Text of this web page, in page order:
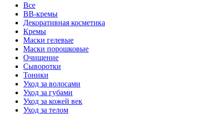
Все
BB-кремы
Декоративная косметика
Кремы
Маски гелевые
Маски порошковые
Очищение
Сыворотки
Тоники
Уход за волосами
Уход за губами
Уход за кожей век
Уход за телом